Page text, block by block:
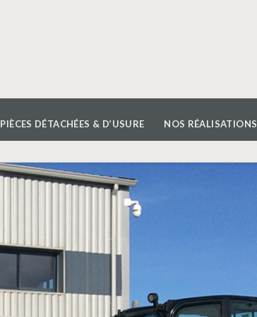
PIÈCES DÉTACHÉES & D’USURE NOS RÉALISATIONS